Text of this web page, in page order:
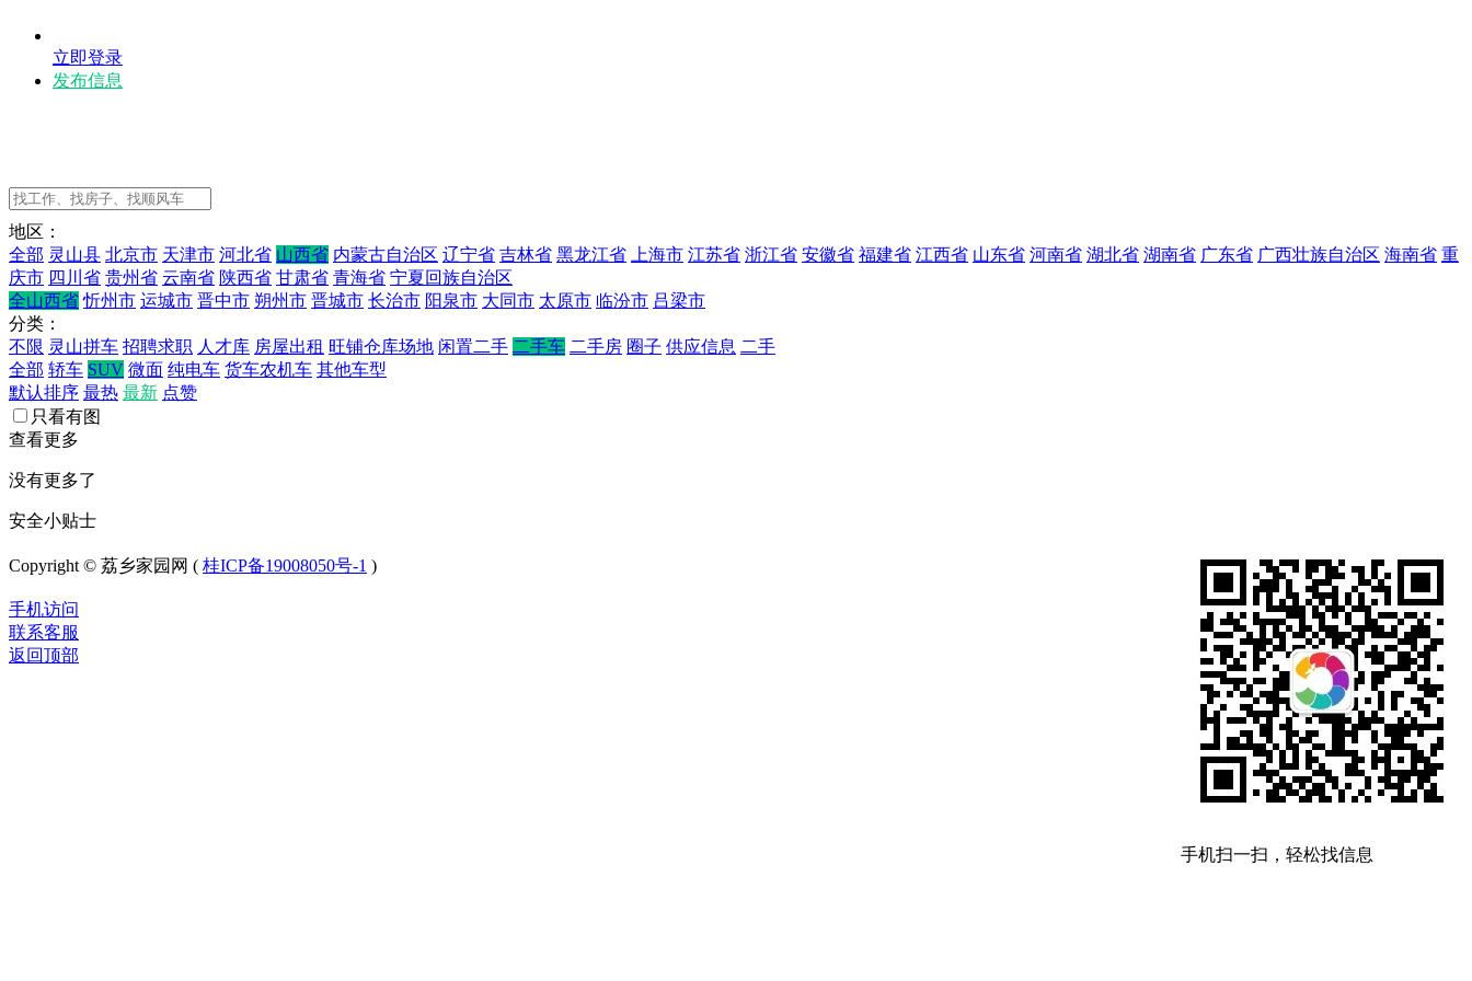
立即登录
发布信息
地区：
全部 灵山县 北京市 天津市 河北省 山西省 内蒙古自治区 辽宁省 吉林省 黑龙江省 上海市 江苏省 浙江省 安徽省 福建省 江西省 山东省 河南省 湖北省 湖南省 广东省 广西壮族自治区 海南省 重
庆市 四川省 贵州省 云南省 陕西省 甘肃省 青海省 宁夏回族自治区
全山西省 忻州市 运城市 晋中市 朔州市 晋城市 长治市 阳泉市 大同市 太原市 临汾市 吕梁市
分类：
不限 灵山拼车 招聘求职 人才库 房屋出租 旺铺仓库场地 闲置二手 二手车 二手房 圈子 供应信息 二手
全部 轿车 SUV 微面 纯电车 货车农机车 其他车型
默认排序 最热 最新 点赞
只看有图
查看更多
没有更多了
安全小贴士
手机扫一扫，轻松找信息
Copyright © 荔乡家园网 ( 桂ICP备19008050号-1 )
手机访问
联系客服
返回顶部